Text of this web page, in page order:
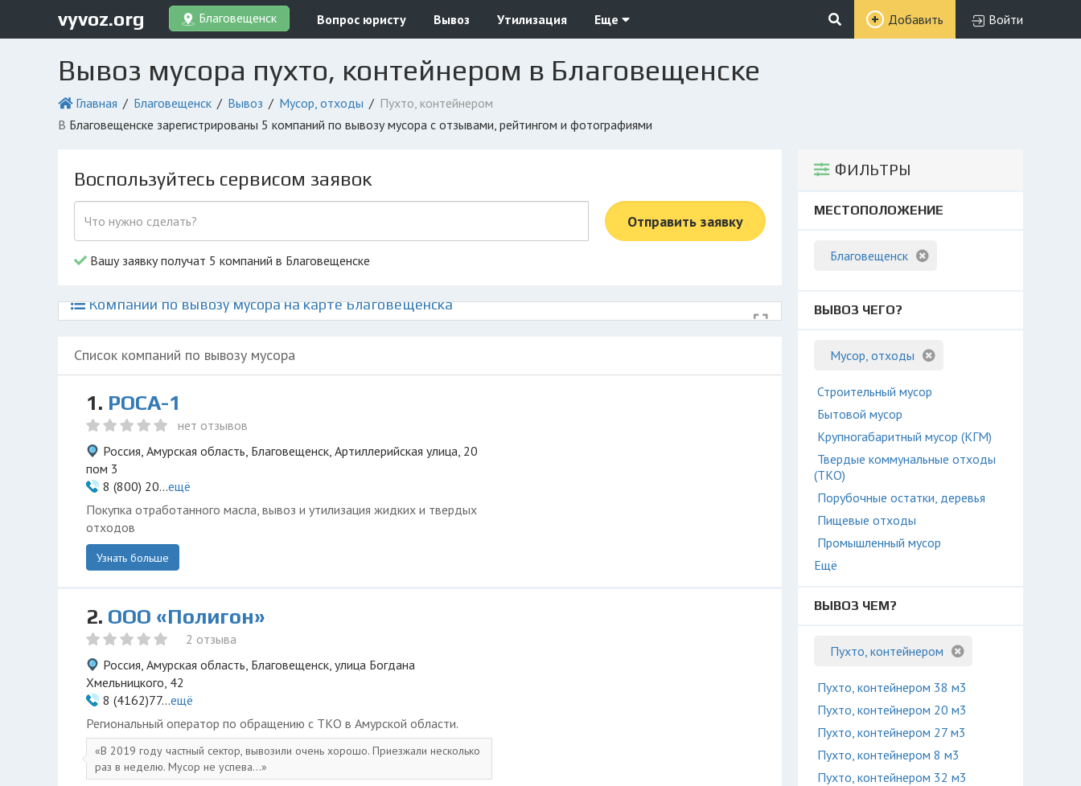
vyvoz.org Благовещенск Вопрос юристу Вывоз Утилизация Еще Добавить Войти
Вывоз мусора пухто, контейнером в Благовещенске
Главная Благовещенск Вывоз Мусор, отходы
Пухто, контейнером
в Благовещенске зарегистрированы 5 компаний по вывозу мусора с отзывами, рейтингом и фотографиями
ФИЛЬТРЫ
МЕСТОПОЛОЖЕНИЕ
Благовещенск
ВЫВОЗ ЧЕГО?
Мусор, отходы
Строительный мусор
Бытовой мусор
Крупногабаритный мусор (КГМ)
Твердые коммунальные отходы
(ТКО)
Порубочные остатки, деревья
Пищевые отходы
Промышленный мусор
Ещё
ВЫВОЗ ЧЕМ?
Пухто, контейнером
Пухто, контейнером 38 м3
Пухто, контейнером 20 м3
Пухто, контейнером 27 м3
Пухто, контейнером 8 м3
Пухто, контейнером 32 м3
Воспользуйтесь сервисом заявок
Отправить заявку
Вашу заявку получат 5 компаний в Благовещенске
Компании по вывозу мусора на карте Благовещенска
Список компаний по вывозу мусора
1. РОСА-1
нет отзывов
Россия, Амурская область, Благовещенск, Артиллерийская улица, 20
пом 3
8 (800) 20...ещё
Покупка отработанного масла, вывоз и утилизация жидких и твердых
отходов
Узнать больше
2. ООО «Полигон»
2 отзыва
Россия, Амурская область, Благовещенск, улица Богдана
Хмельницкого, 42
8 (4162)77...ещё
Региональный оператор по обращению с ТКО в Амурской области.
В 2019 году частный сектор, вывозили очень хорошо. Приезжали несколько
раз в неделю. Мусор не успева...